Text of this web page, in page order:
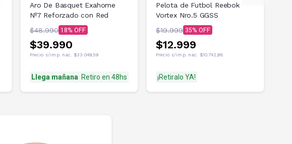
Aro De Basquet Exahome
Nº7 Reforzado con Red
$48.990 18
$39.990
Precio s/imp. nac. $33.049,59
Llega mañana Retiro en 48hs
Pelota de Futbol Reebok
Vortex Nro.5 GGSS
$19.999 35
$12.999
Precio s/imp. nac. $10.742,98
¡Retiralo YA!